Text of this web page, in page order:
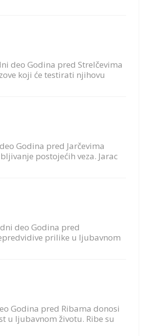
deo Godina pred Strelčevima
koji će testirati njihovu
Godina pred Jarčevima
postojećih veza. Jarac
deo Godina pred
prilike u ljubavnom
Godina pred Ribama donosi
u ljubavnom životu. Ribe su